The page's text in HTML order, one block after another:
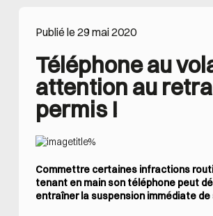
Publié le 29 mai 2020
Téléphone au
attention au
permis !
Commettre certaines infractions
tenant en main son téléphone peut
entraîner la suspension immédiate de